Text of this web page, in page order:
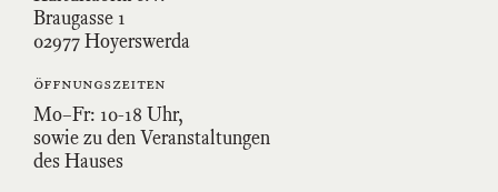
Braugasse 1
02977 Hoyerswerda
öffnungszeiten
Mo–Fr: 10-18 Uhr,
sowie zu den Veranstaltungen
des Hauses